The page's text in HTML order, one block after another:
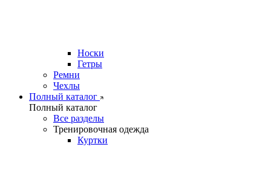
Носки
Гетры
Ремни
Чехлы
Полный каталог
Полный каталог
Все разделы
Тренировочная одежда
Куртки